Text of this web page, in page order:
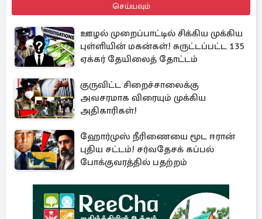
செய்யவும்
ஊழல் முறைப்பாட்டில் சிக்கிய முக்கிய
புள்ளியின் மகன்கள்! சுருட்டப்பட்ட 135
ஏக்கர் தேயிலைத் தோட்டம்
குருவிட்ட சிறைச்சாலைக்கு
அவசரமாக விரையும் முக்கிய
அதிகாரிகள்!
ஹோர்முஸ் நீரிணையை மூட ஈரான்
புதிய சட்டம்! சர்வதேசக் கப்பல்
போக்குவரத்தில் பதற்றம்